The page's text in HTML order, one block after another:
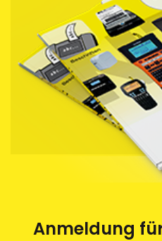
Anmeldung